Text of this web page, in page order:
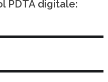
PDTA digitale: